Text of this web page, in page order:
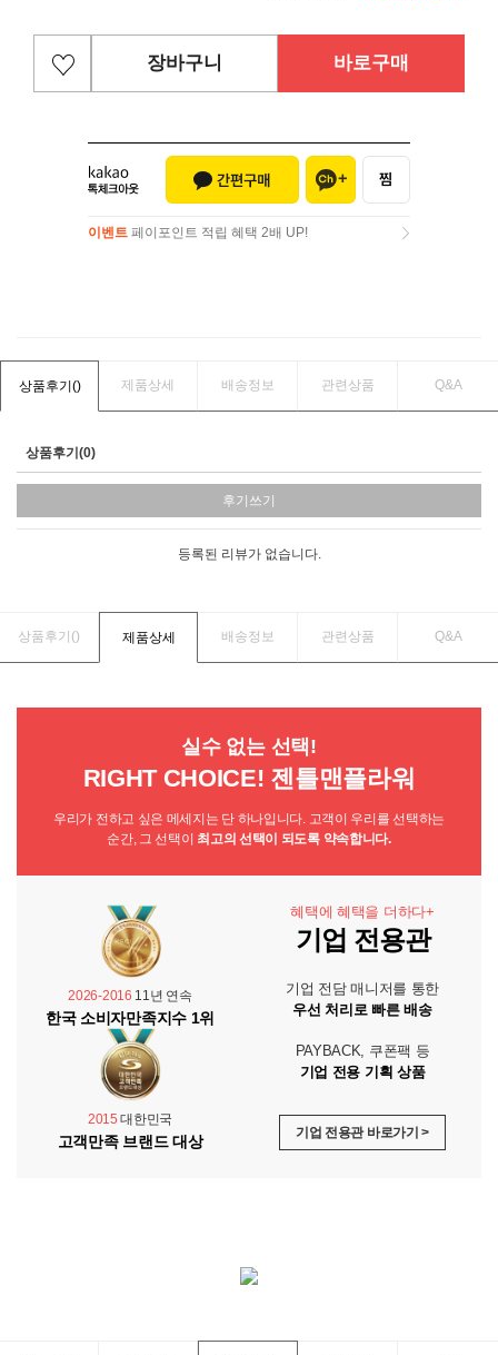
장바구니 바로구매
이벤트 페이포인트 적립 혜택 2배 UP!
상품후기() 제품상세 배송정보 관련상품 Q&A
상품후기(0)
후기쓰기
등록된 리뷰가 없습니다.
상품후기() 제품상세 배송정보 관련상품 Q&A
실수 없는 선택!
RIGHT CHOICE! 젠틀맨플라워
우리가 전하고 싶은 메세지는 단 하나입니다. 고객이 우리를 선택하는
순간, 그 선택이 최고의 선택이 되도록 약속합니다.
2026-2016 11년 연속
한국 소비자만족지수 1위
2015 대한민국
고객만족 브랜드 대상
혜택에 혜택을 더하다+
기업 전용관
기업 전담 매니저를 통한
우선 처리로 빠른 배송
PAYBACK, 쿠폰팩 등
기업 전용 기획 상품
기업 전용관 바로가기 >